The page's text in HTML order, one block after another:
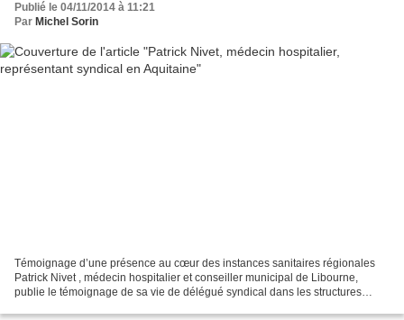
Publié le 04/11/2014 à 11:21
Par Michel Sorin
Témoignage d’une présence au cœur des instances sanitaires régionales
Patrick Nivet , médecin hospitalier et conseiller municipal de Libourne,
publie le témoignage de sa vie de délégué syndical dans les structures